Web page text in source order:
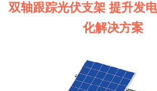
双轴跟踪光伏支架 提升发
化解决方案